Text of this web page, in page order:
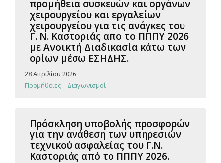
προμήθεια συσκευών και οργάνων
χειρουργείου και εργαλείων
χειρουργείου για τις ανάγκες του
Γ. Ν. Καστοριάς απο το ΠΠΠΥ 2026
με Ανοικτή Διαδικασία κάτω των
ορίων μέσω ΕΣΗΔΗΣ.
28 Απριλίου 2026
Προμήθειες – Διαγωνισμοί
Πρόσκληση υποβολής προσφορών
για την ανάθεση των υπηρεσιών
τεχνικού ασφαλείας του Γ.Ν.
Καστοριάς από το ΠΠΠΥ 2026.